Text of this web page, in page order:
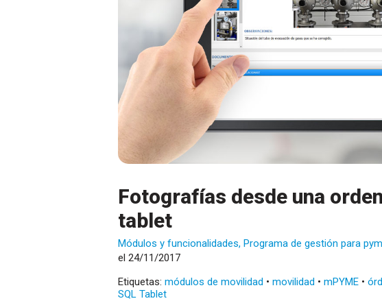
Fotografías desde una
tablet
Módulos y funcionalidades,Programa de gestión para
el 24/11/2017
Etiquetas:módulos de movilidad •movilidad •mPYME •
SQL Tablet